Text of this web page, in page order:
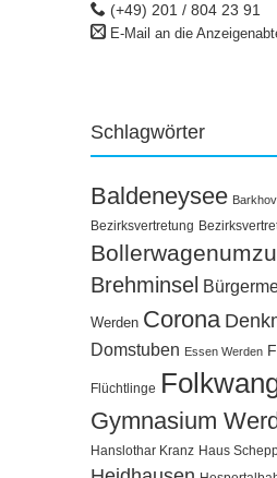
(+49) 201 / 804 23 91
E-Mail an die
Schlagwörter
Baldeneysee
Bezirksvertretung
Brehminsel
Werden Corona
Domstuben Essen Werden
Flüchtlinge
Gymnasium
Hanslothar Kranz Haus